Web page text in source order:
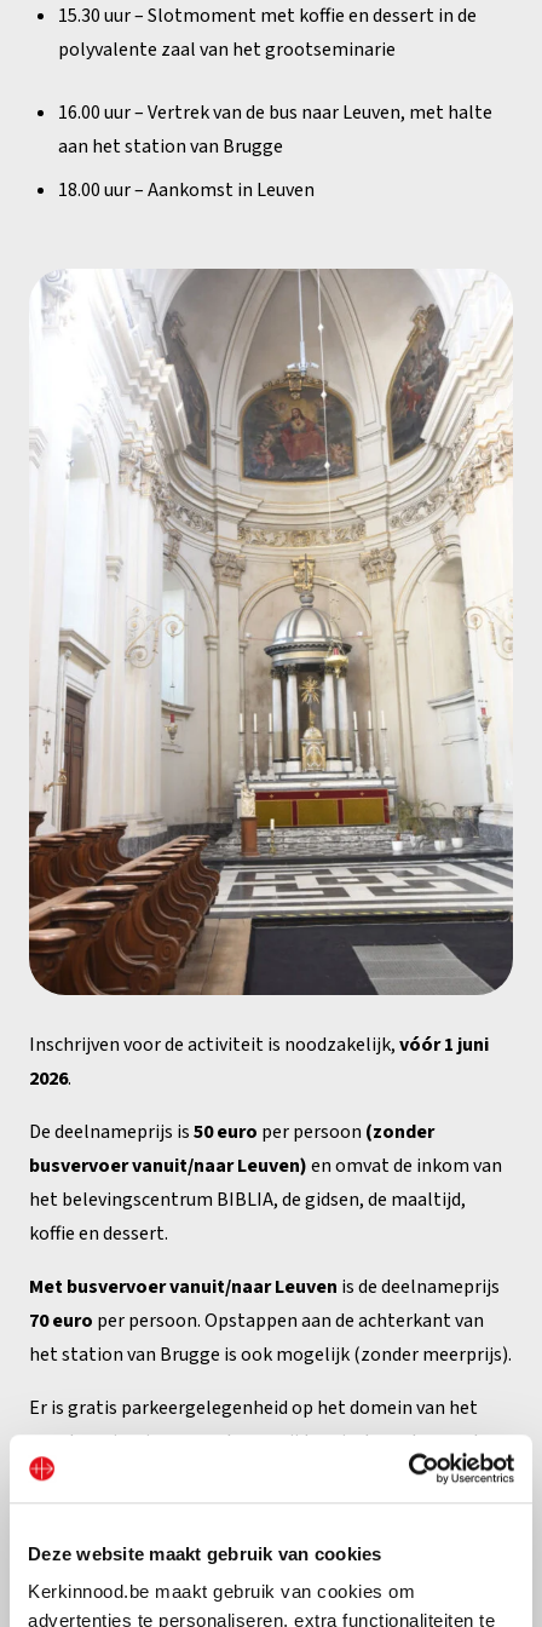
Deze website maakt gebruik van cookies
Kerkinnood.be maakt gebruik van cookies om
advertenties te personaliseren, extra functionaliteiten te
15.30 uur – Slotmoment met koffie en dessert in de
polyvalente zaal van het grootseminarie
16.00 uur – Vertrek van de bus naar Leuven, met halte
aan het station van Brugge
18.00 uur – Aankomst in Leuven
Inschrijven voor de activiteit is noodzakelijk,vóór 1 juni
2026.
De deelnameprijs is50 euro per persoon (zonder
busvervoer vanuit/naar Leuven)en omvat de inkom van
het belevingscentrum BIBLIA, de gidsen, de maaltijd,
koffie en dessert.
Met busvervoer vanuit/naar Leuven is de deelnameprijs
70 euro per persoon. Opstappen aan de achterkant van
het station van Brugge is ook mogelijk (zonder meerprijs).
Er is gratis parkeergelegenheid op het domein van het
grootseminarie, waar u kan oprijden via de grote poort
(Potterierei 72, 8000 Brugge) om vervolgens uw wagen te
parkeren op het parkeerterrein of op de binnenplaats van
het grootseminarie.
Gelieve u eenvoudig in te schrijven via het formulier: